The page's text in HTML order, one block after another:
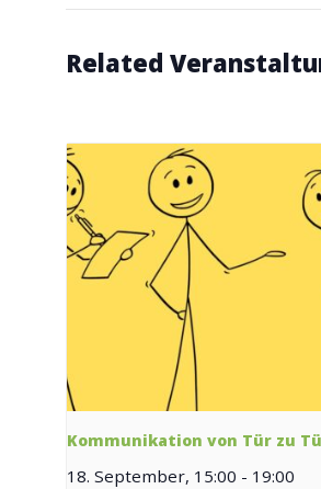
Related
Kommunikation von Tür zu
18. September, 15:00 - 19:00